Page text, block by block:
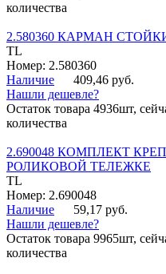
количества
2.580360 КАРМАН
TL
Номер: 2.580360
Наличие
409,46 руб.
Нашли дешевле?
Остаток товара 4936шт,
количества
2.690048 КОМПЛЕКТ
РОЛИКОВОЙ ТЕЛЕЖКЕ
TL
Номер: 2.690048
Наличие
59,17 руб.
Нашли дешевле?
Остаток товара 9965шт,
количества